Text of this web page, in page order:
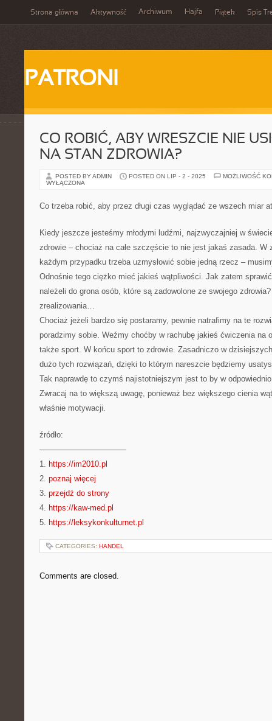
Strona główna Aktywność Archiwum Hajfa Piątek Spis
PATRONI
CO ROBIĆ, ABY WRESZCIE NIE
NA STAN ZDROWIA?
POSTED BY ADMIN POSTED ON LIP - 2 - 2025
MOŻLIWOŚĆ
WYŁĄCZONA
Co trzeba robić, aby przez długi czas wyglądać ze wszech miar
Kiedy jeszcze jesteśmy młodymi ludźmi, najzwyczajniej w
zdrowie – chociaż na całe szczęście to nie jest jakaś zasada.
każdym przypadku trzeba uzmysłowić sobie jedną rzecz –
Odnośnie tego ciężko mieć jakieś wątpliwości. Jak zatem
należeli do grona osób, które są zadowolone ze swojego
zrealizowania…
Chociaż jeżeli bardzo się postaramy, pewnie natrafimy na te
poradzimy sobie. Weźmy choćby w rachubę jakieś ćwiczenia
także sport. W końcu sport to zdrowie. Zasadniczo w
dużo tych rozwiązań, dzięki to którym nareszcie będziemy
Tak naprawdę to czymś najistotniejszym jest to by w
Zwracaj na to większą uwagę, ponieważ bez większego cienia
właśnie motywacji.
źródło:
———————————
1. https://im2010.pl
2. poznaj więcej
3. przejdź do strony
4. https://kaw-med.pl
5. https://leksykonkulturnet.pl
CATEGORIES: HANDEL
Comments are closed.